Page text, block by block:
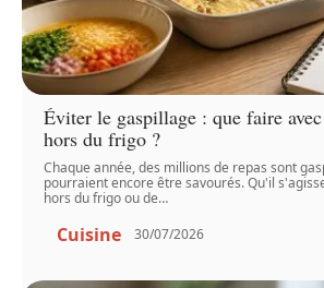
Éviter le gaspillage : que faire
hors du frigo ?
Chaque année, des millions de repas sont
pourraient encore être savourés. Qu'il
hors du frigo ou de…
Cuisine 30/07/2026